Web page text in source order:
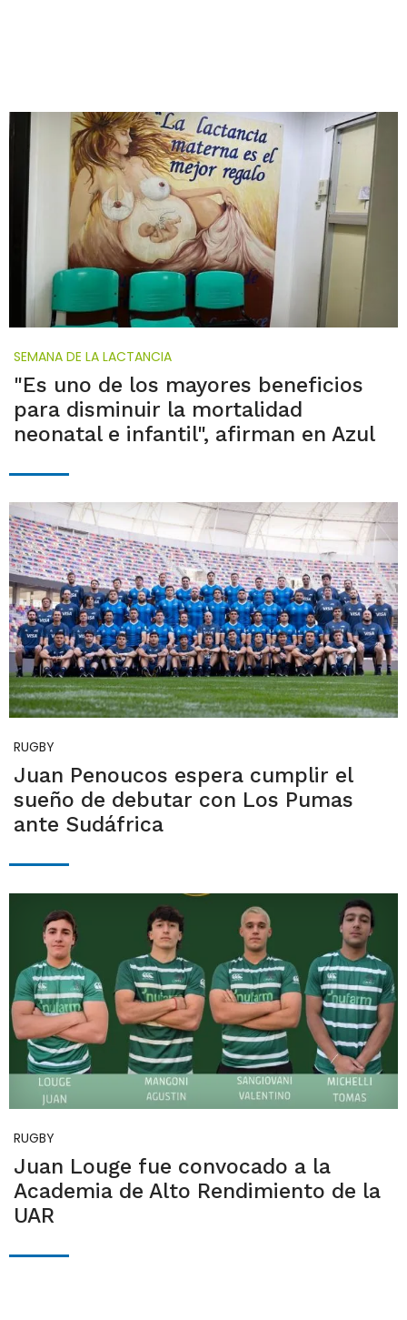
SEMANA DE LA LACTANCIA
"Es uno de los mayores beneficios
para disminuir la mortalidad
neonatal e infantil", afirman en Azul
RUGBY
Juan Penoucos espera cumplir el
sueño de debutar con Los Pumas
ante Sudáfrica
RUGBY
Juan Louge fue convocado a la
Academia de Alto Rendimiento de la
UAR